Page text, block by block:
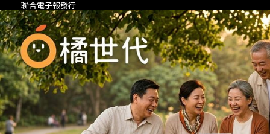
聯合電子報發行